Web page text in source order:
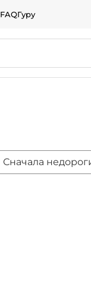
FAQГуру
Сначала